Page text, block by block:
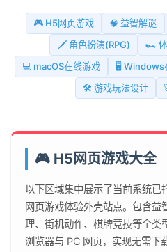
🎮 H5网页游戏 🧠 益智解谜
🗡️ 角色扮演(RPG)
🏎️ 体
💻 macOS在线游戏
🖥️ Windows
🛠️ 游戏玩法设计
🎮 H5网页游戏大全
以下区域集中展示了当前系统已
网页游戏体验外壳站点。包含益
理、街机动作、棋牌竞技等全类
浏览器与 PC 网页，实现无需下